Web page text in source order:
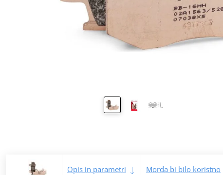
Opis in parametri Morda bi bilo koristno